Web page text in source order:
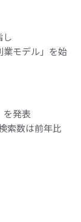
し
業モデル」を始
を発表
索数は前年比